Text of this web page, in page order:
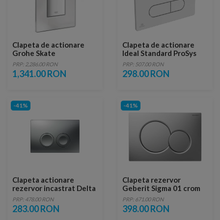
Clapeta de actionare
Grohe Skate
Cosmopolitan
PRP: 2,286.00 RON
1,341.00 RON
Clapeta de actionare
Ideal Standard ProSys
Oleas M1 crom mat
PRP: 507.00 RON
298.00 RON
-41%
Clapeta actionare
rezervor incastrat Delta
25 Crom Mat
PRP: 478.00 RON
283.00 RON
-41%
Clapeta rezervor
Geberit Sigma 01 crom
mat-lacuit
PRP: 671.00 RON
398.00 RON